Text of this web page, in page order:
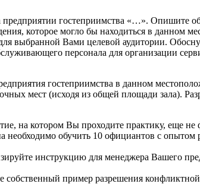
предприятии гостеприимства «…». Опишите
которое могло бы находиться в данном
выбранной Вами целевой аудитории.
персонала для организации
гостеприимства в данном
мест (исходя из общей площади зала).
на котором Вы проходите практику, еще не
необходимо обучить 10 официантов с
инструкцию для менеджера Вашего
собственный пример разрешения